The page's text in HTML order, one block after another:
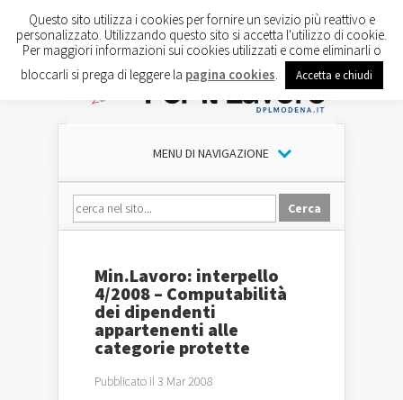
MENU DI NAVIGAZIONE
Min.Lavoro: interpello
4/2008 – Computabilità
dei dipendenti
appartenenti alle
categorie protette
Pubblicato il 3 Mar 2008
Questo sito utilizza i cookies per fornire un sevizio più reattivo e
personalizzato. Utilizzando questo sito si accetta l'utilizzo di cookie.
Per maggiori informazioni sui cookies utilizzati e come eliminarli o
bloccarli si prega di leggere la pagina cookies Accetta e chiudi